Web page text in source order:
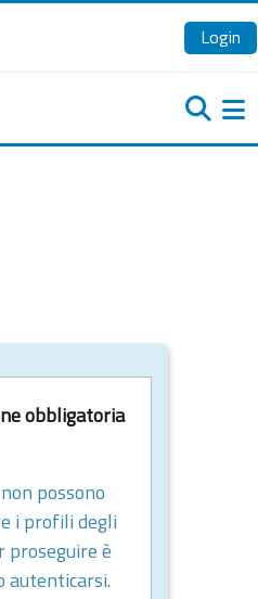
Login
obbligatoria
possono
i profili degli
proseguire è
autenticarsi.